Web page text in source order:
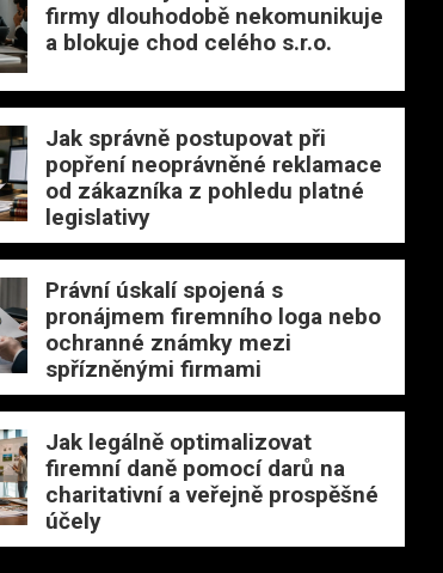
firmy dlouhodobě nekomunikuje
a blokuje chod celého s.r.o.
Jak správně postupovat při
popření neoprávněné reklamace
od zákazníka z pohledu platné
legislativy
Právní úskalí spojená s
pronájmem firemního loga nebo
ochranné známky mezi
spřízněnými firmami
Jak legálně optimalizovat
firemní daně pomocí darů na
charitativní a veřejně prospěšné
účely